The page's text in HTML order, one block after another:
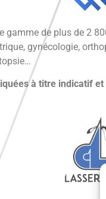
gamme de plus de 2
gynécologie,
à titre indicatif et